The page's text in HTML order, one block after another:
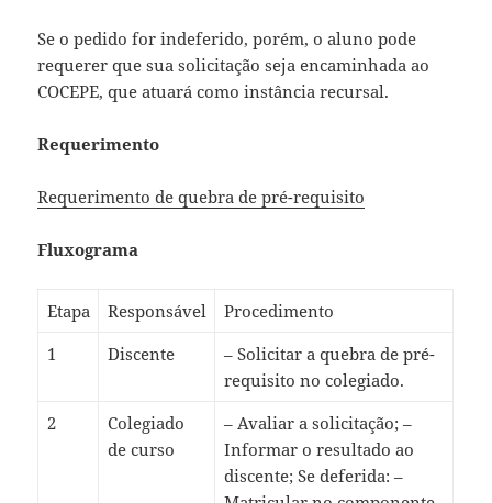
Se o pedido for indeferido, porém, o aluno pode
requerer que sua solicitação seja encaminhada ao
COCEPE, que atuará como instância recursal.
Requerimento
Requerimento de quebra de pré-requisito
Fluxograma
Etapa Responsável
Procedimento
1
Discente
– Solicitar a quebra de pré-
requisito no colegiado.
2
Colegiado
de curso
– Avaliar a solicitação; –
Informar o resultado ao
discente; Se deferida: –